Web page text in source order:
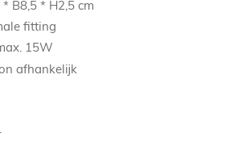
B8,5 * H2,5 cm
fitting
15W
afhankelijk